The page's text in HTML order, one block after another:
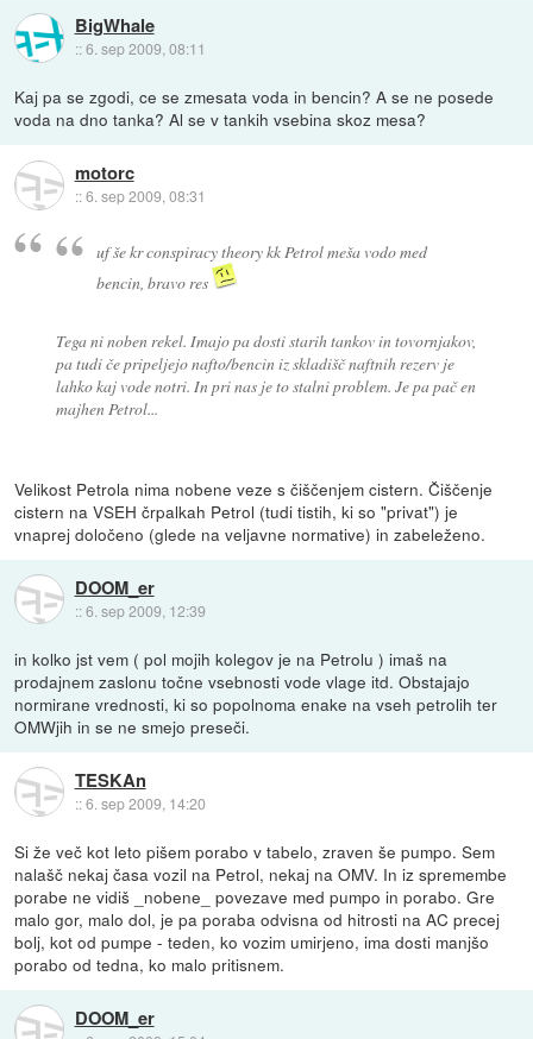
BigWhale
::6. sep 2009, 08:11
Kaj pa se zgodi, ce se zmesata voda in bencin? A se ne posede
voda na dno tanka? Al se v tankih vsebina skoz mesa?
motorc
::6. sep 2009, 08:31
uf še kr conspiracy theory kk Petrol meša vodo med
bencin, bravo res
Tega ni noben rekel. Imajo pa dosti starih tankov in tovornjakov,
pa tudi če pripeljejo nafto/bencin iz skladišč naftnih rezerv je
lahko kaj vode notri. In pri nas je to stalni problem. Je pa pač en
majhen Petrol...
Velikost Petrola nima nobene veze s čiščenjem cistern. Čiščenje
cistern na VSEH črpalkah Petrol (tudi tistih, ki so "privat") je
vnaprej določeno (glede na veljavne normative) in zabeleženo.
DOOM_er
::6. sep 2009, 12:39
in kolko jst vem ( pol mojih kolegov je na Petrolu ) imaš na
prodajnem zaslonu točne vsebnosti vode vlage itd. Obstajajo
normirane vrednosti, ki so popolnoma enake na vseh petrolih ter
OMWjih in se ne smejo preseči.
TESKAn
::6. sep 2009, 14:20
Si že več kot leto pišem porabo v tabelo, zraven še pumpo. Sem
nalašč nekaj časa vozil na Petrol, nekaj na OMV. In iz spremembe
porabe ne vidiš _nobene_ povezave med pumpo in porabo. Gre
malo gor, malo dol, je pa poraba odvisna od hitrosti na AC precej
bolj, kot od pumpe - teden, ko vozim umirjeno, ima dosti manjšo
porabo od tedna, ko malo pritisnem.
DOOM_er